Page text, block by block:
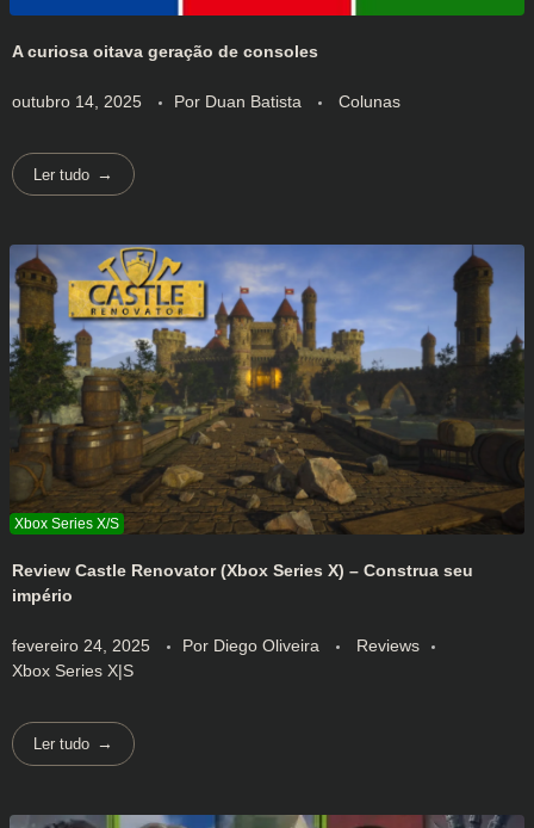
A curiosa oitava geração de consoles
outubro 14, 2025 Por Duan Batista Colunas
Ler tudo
Review Castle Renovator (Xbox Series X) – Construa seu
império
fevereiro 24, 2025 Por Diego Oliveira
Reviews
Xbox Series X|S
Ler tudo